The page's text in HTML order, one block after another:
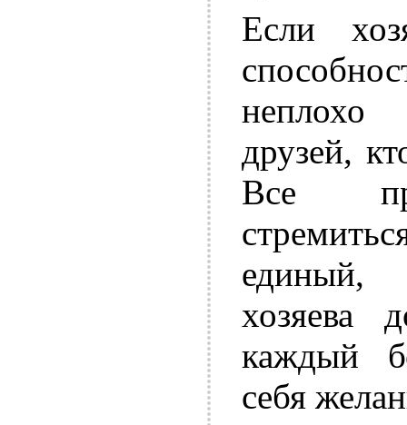
Если
неплохо
друзей,
Все
единый,
хозяева
каждый
себя